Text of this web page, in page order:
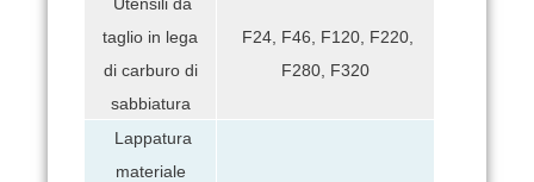
taglio in lega
di carburo di
sabbiatura
F24, F46, F120, F220,
F280, F320
Lappatura
materiale